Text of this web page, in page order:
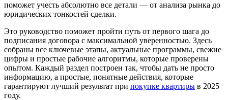
поможет учесть абсолютно все детали — от анализа рынка до
юридических тонкостей сделки.
Это руководство поможет пройти путь от первого шага до
подписания договора с максимальной уверенностью. Здесь
собраны все ключевые этапы, актуальные программы, свежие
цифры и простые рабочие алгоритмы, которые проверены
опытом. Каждый раздел построен так, чтобы дать не просто
информацию, а простые, понятные действия, которые
гарантируют лучший результат при покупке квартиры в 2025
году.